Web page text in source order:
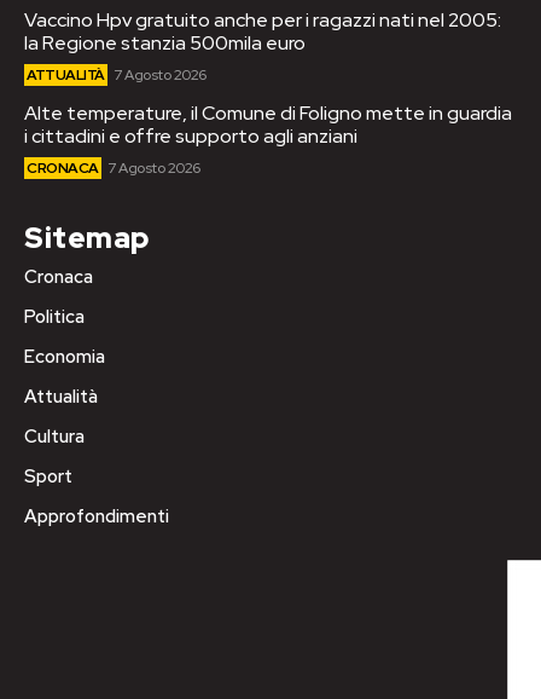
Vaccino Hpv gratuito anche per i ragazzi nati nel 2005:
la Regione stanzia 500mila euro
ATTUALITÀ 7 Agosto 2026
Alte temperature, il Comune di Foligno mette in guardia
i cittadini e offre supporto agli anziani
CRONACA 7 Agosto 2026
Sitemap
Cronaca
Politica
Economia
Attualità
Cultura
Sport
Approfondimenti